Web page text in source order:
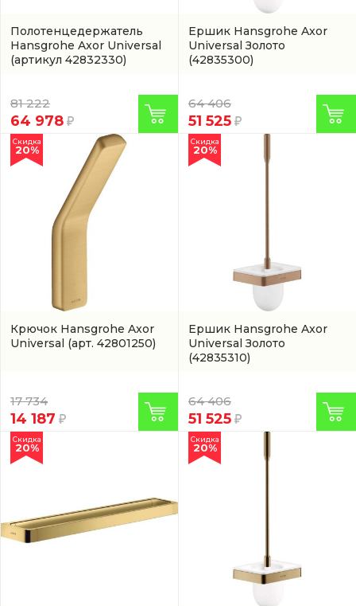
Полотенцедержатель
Hansgrohe Axor Universal
(артикул 42832330)
81 222
64 978
Ершик Hansgrohe Axor
Universal Золото
(42835300)
64 406
51 525
Крючок Hansgrohe Axor
Universal (арт. 42801250)
Скидка
20%
17 734
14 187
Ершик Hansgrohe Axor
Universal Золото
(42835310)
Скидка
20%
64 406
51 525
Скидка
20%
Скидка
20%